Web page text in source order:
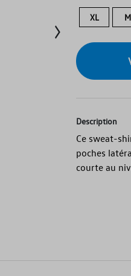
XL M
Description
Ce sweat-
poches
courte au